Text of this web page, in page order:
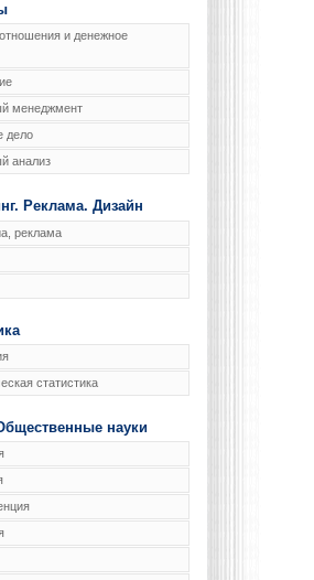
и денежное
менеджмент
дело
анализ
Реклама. Дизайн
реклама
статистика
науки